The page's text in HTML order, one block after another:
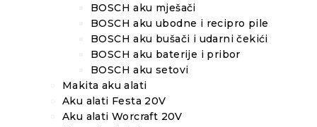
BOSCH aku mješači
BOSCH aku ubodne i recipro pile
BOSCH aku bušači i udarni čekići
BOSCH aku baterije i pribor
BOSCH aku setovi
Makita aku alati
Aku alati Festa 20V
Aku alati Worcraft 20V